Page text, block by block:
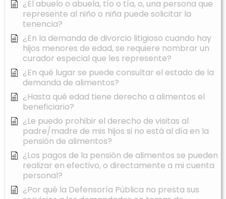
¿El abuelo o abuela, tío o tía, o, una persona que
represente al niño o niña puede solicitar la
tenencia?
¿En la demanda de divorcio litigioso cuando hay
hijos menores de edad, se requiere nombrar un
curador especial que les represente?
¿En qué lugar se puede consultar el estado de la
demanda de alimentos?
¿Hasta qué edad tiene derecho a alimentos el
beneficiario?
¿Le puedo prohibir el derecho de visitas al
padre/madre de mis hijos si no está al día en la
pensión de alimentos?
¿Los pagos de la pensión de alimentos se pueden
realizar en efectivo, o directamente a mi cuenta
personal?
¿Por qué la Defensoría Pública no presta sus